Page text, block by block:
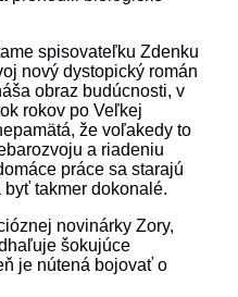
spisovateľku Zdenku
nový dystopický román
obraz budúcnosti, v
rokov po Veľkej
že voľakedy to
a riadeniu
práce sa starajú
takmer dokonalé.
novinárky Zory,
šokujúce
je nútená bojovať o